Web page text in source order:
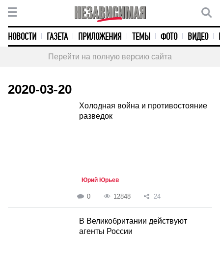
НОВОСТИ ГАЗЕТА ПРИЛОЖЕНИЯ ТЕМЫ ФОТО ВИДЕО
Перейти на полную версию сайта
2020-03-20
Холодная война и противостояние
разведок
Юрий Юрьев
0 12848 24
В Великобритании действуют
агенты России